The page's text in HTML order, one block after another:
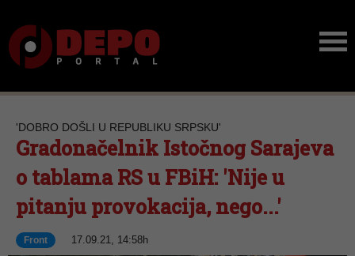
'DOBRO DOŠLI U REPUBLIKU SRPSKU'
Gradonačelnik Istočnog Sarajeva
o tablama RS u FBiH: 'Nije u
pitanju provokacija, nego...'
Front 17.09.21, 14:58h